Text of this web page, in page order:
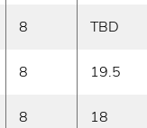
8 TBD
8 19.5
8 18